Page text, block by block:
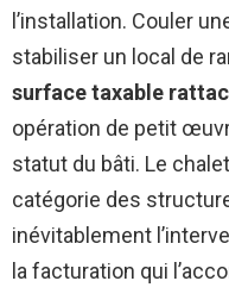
l’installation. Couler
stabiliser un local de
surface taxable
opération de petit
statut du bâti. Le
catégorie des
inévitablement
la facturation qui